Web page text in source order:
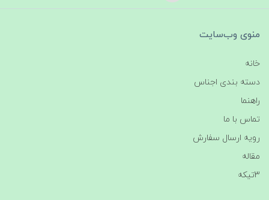
منوی وب‌سایت
خانه
دسته بندی اجناس
راهنما
تماس با ما
رویه ارسال سفارش
مقاله
3تیکه